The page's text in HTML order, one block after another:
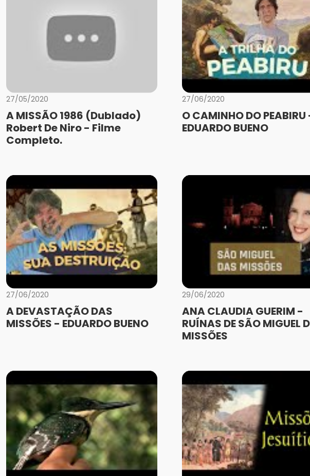
27/05/2020
A MISSÃO 1986 (Dublado)
Robert De Niro - Filme
Completo.
27/06/2020
O CAMINHO DO PEABIRU
EDUARDO BUENO
27/06/2020
A DEVASTAÇÃO DAS
MISSÕES - EDUARDO BUENO
29/06/2020
ANA CLAUDIA GUERIM -
RUÍNAS DE SÃO MIGUEL
MISSÕES